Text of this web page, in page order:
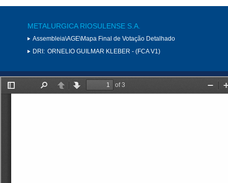
METALURGICA RIOSULENSE S.A.
Assembleia\AGE\Mapa Final de Votação Detalhado
DRI: ORNELIO GUILMAR KLEBER - (FCA V1)